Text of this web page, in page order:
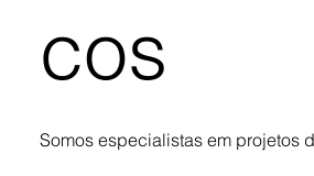
cos
Somos especialistas em projetos